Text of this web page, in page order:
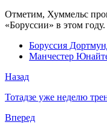
Отметим, Хуммельс
«Боруссии» в этом году.
Боруссия
Манчестер
Назад
Тотадзе уже неделю
Вперед